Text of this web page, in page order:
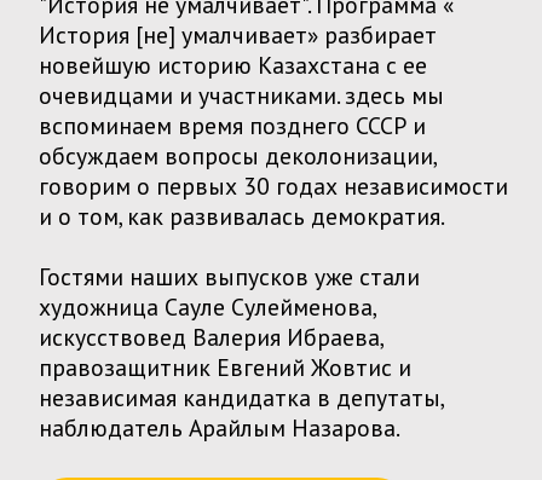
29 марта МИСК провел совместную пресс-
конференцию с центром Сандж: мы отметили, что
общество утратило веру в выборы, а молодежь
не пришла голосовать вовсе. В день выборов на
участках нами было зафиксировано 120
нарушений закона, по которым МИСК подал 14
жалоб в ЦИК и ТИК и два заявления в суд.
Наши выводы